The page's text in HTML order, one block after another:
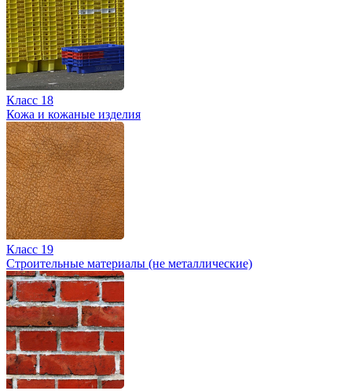
Класс 18
Кожа и кожаные изделия
Класс 19
Строительные материалы (не металлические)